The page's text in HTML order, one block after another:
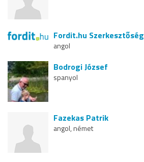
Fordit.hu Szerkesztőség
angol
Bodrogi József
spanyol
Fazekas Patrik
angol, német